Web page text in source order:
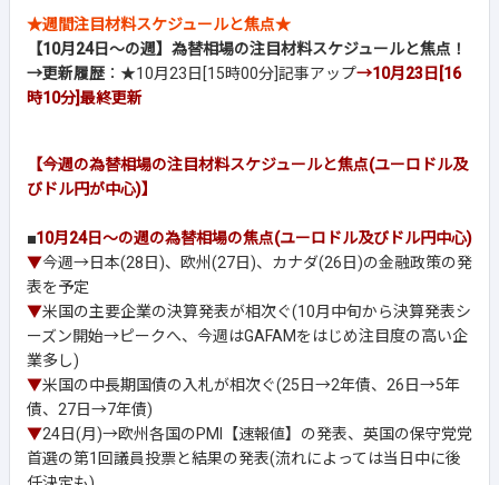
★週間注目材料スケジュールと焦点★
【10月24日～の週】為替相場の注目材料スケジュールと焦点！
→更新履歴 ：★10月23日[15時00分]記事アップ→10月23日[16
時10分]最終更新
【今週の為替相場の注目材料スケジュールと焦点(ユーロドル及
びドル円が中心)】
■10月24日～の週の為替相場の焦点(ユーロドル及びドル円中心)
▼今週→日本(28日)、欧州(27日)、カナダ(26日)の金融政策の発
表を予定
▼米国の主要企業の決算発表が相次ぐ(10月中旬から決算発表シ
ーズン開始→ピークへ、今週はGAFAMをはじめ注目度の高い企
業多し)
▼米国の中長期国債の入札が相次ぐ(25日→2年債、26日→5年
債、27日→7年債)
▼24日(月)→欧州各国のPMI【速報値】の発表、英国の保守党党
首選の第1回議員投票と結果の発表(流れによっては当日中に後